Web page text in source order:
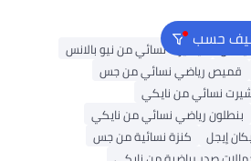
حسبتيشيرت نسائي من نيو بالانس
قميص رياضي نسائي من جس
نسائي من نايكي
بنطلون رياضي نسائي من نايكي
إيجل
كنزة نسائية من جس